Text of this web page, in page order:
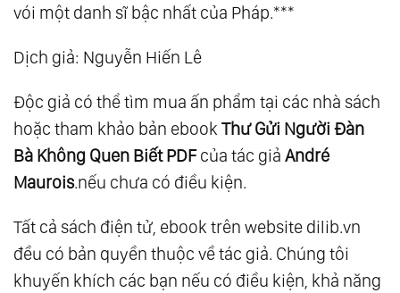
vói một danh sĩ bậc nhất của Pháp.***
Dịch giả: Nguyễn Hiến Lê
Độc giả có thể tìm mua ấn phẩm tại các nhà sách
hoặc tham khảo bản ebook Thư Gửi Người Đàn
Bà Không Quen Biết PDFcủa tác giả André
Maurois.nếu chưa có điều kiện.
Tất cả sách điện tử, ebook trên website dilib.vn
đều có bản quyền thuộc về tác giả. Chúng tôi
khuyến khích các bạn nếu có điều kiện, khả năng